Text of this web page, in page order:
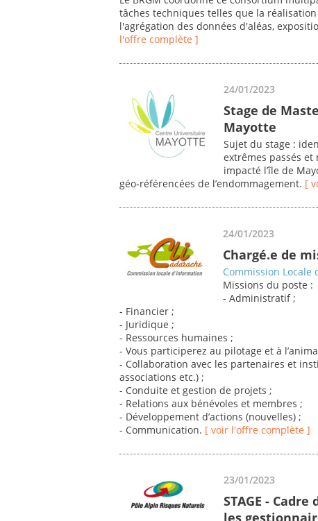
tâches techniques telles que la
l'agrégation des données d'aléas,
l'offre complète ]
24/01/2023
Stage de
Mayotte
Sujet du stage :
extrêmes passés
impacté l’île de
géo‐référencées de l’endommagement. [
24/01/2023
Chargé.e de
Commission Locale
Missions du poste :
- Administratif ;
- Financier ;
- Juridique ;
- Ressources humaines ;
- Vous participerez au pilotage et à
- Collaboration avec les partenaires et
associations etc.) ;
- Conduite et gestion de projets ;
- Relations aux bénévoles et membres ;
- Développement d’actions (nouvelles) ;
- Communication. [ voir l'offre complète ]
23/01/2023
STAGE -
les